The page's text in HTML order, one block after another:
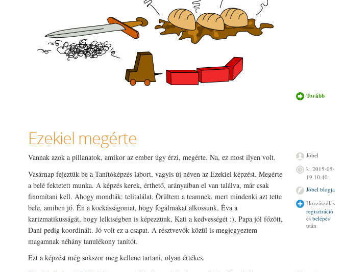
Tovább
Ezekiel megérte
Vannak azok a pillanatok, amikor az ember úgy érzi, megérte. Na, ez most ilyen volt.
Vasárnap fejeztük be a Tanítóképzés labort, vagyis új néven az Ezekiel képzést. Megérte
a belé fektetett munka. A képzés kerek, érthető, arányaiban el van találva, már csak
finomítani kell. Ahogy mondták: telitalálat. Örültem a teamnek, mert mindenki azt tette
bele, amiben jó. Én a kockásságomat, hogy fogalmakat alkossunk, Éva a
karizmatikusságát, hogy lelkiségben is képezzünk, Kati a kedvességét :), Papa jól főzött,
Dani pedig koordinált. Jó volt ez a csapat. A résztvevők közül is megjegyeztem
magamnak néhány tanulékony tanítót.
Ezt a képzést még sokszor meg kellene tartani, olyan értékes.
Jóbel
k, 2015-05-
19 10:40
Jóbel blogja
Hozzászólás
regisztráció
és belépés
után